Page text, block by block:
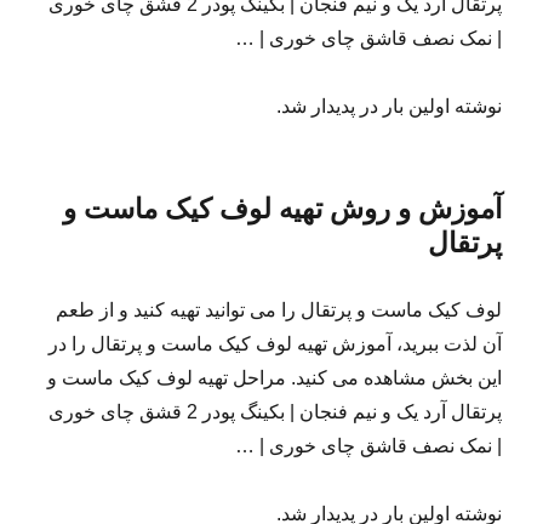
| نمک نصف قاشق چای خوری | …
نوشته اولین بار در پدیدار شد.
آموزش و روش تهیه لوف کیک ماست و
پرتقال
لوف کیک ماست و پرتقال را می توانید تهیه کنید و از طعم
آن لذت ببرید، آموزش تهیه لوف کیک ماست و پرتقال را در
این بخش مشاهده می کنید. مراحل تهیه لوف کیک ماست و
پرتقال آرد یک و نیم فنجان | بکینگ پودر 2 قشق چای خوری
| نمک نصف قاشق چای خوری | …
نوشته اولین بار در پدیدار شد.